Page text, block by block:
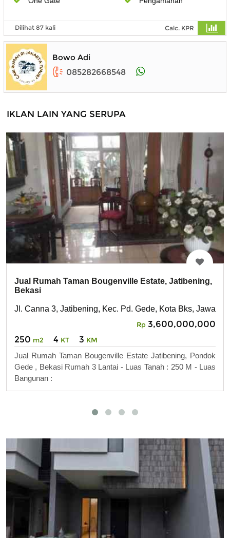
Dilihat 87 kali Calc. KPR
Bowo Adi
085282668548
IKLAN LAIN YANG SERUPA
Jual Rumah Taman Bougenville Estate, Jatibening,
Bekasi
Jl. Canna 3, Jatibening, Kec. Pd. Gede, Kota Bks, Jawa
Rp 3,600,000,000
250 m2 4 KT 3 KM
Jual Rumah Taman Bougenville Estate Jatibening, Pondok
Gede , Bekasi Rumah 3 Lantai - Luas Tanah : 250 M - Luas
Bangunan :